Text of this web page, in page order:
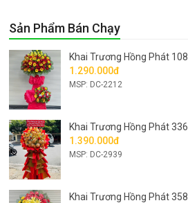
Sản Phẩm Bán Chạy
Khai Trương Hồng Phát 108
1.290.000đ
MSP: DC-2212
Khai Trương Hồng Phát 336
1.390.000đ
MSP: DC-2939
Khai Trương Hồng Phát 358